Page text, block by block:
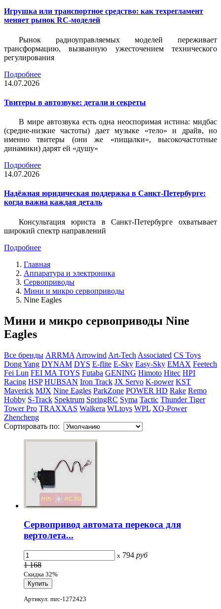
Игрушка или транспортное средство: как техрегламент
меняет рынок RC-моделей
Рынок радиоуправляемых моделей переживает
трансформацию, вызванную ужесточением технического
регулирования
Подробнее
14.07.2026
Твитеры в автозвуке: детали и секреты
В мире автозвука есть одна неоспоримая истина: мидбас
(средне-низкие частоты) дает музыке «тело» и драйв, но
именно твитеры (они же «пищалки», высокочастотные
динамики) дарят ей «душу»
Подробнее
14.07.2026
Надёжная юридическая поддержка в Санкт-Петербурге:
когда важна каждая деталь
Консультация юриста в Санкт-Петербурге охватывает
широкий спектр направлений
Подробнее
Главная
Аппаратура и электроника
Сервоприводы
Мини и микро сервоприводы
Nine Eagles
Мини и микро сервоприводы Nine
Eagles
Все бренды ARRMA Arrowind Art-Tech Associated CS Toys
Dong Yang DYNAM DYS E-flite E-Sky Easy-Sky EMAX Feetech
Fei Lun FEI MA TOYS Futaba GENING Himoto Hitec HPI
Racing HSP HUBSAN Iron Track JX Servo K-power KST
Maverick MJX Nine Eagles ParkZone POWER HD Rake Remo
Hobby S-Track Spektrum SpringRC Syma Tactic Thunder Tiger
Tower Pro TRAXXAS Walkera WLtoys WPL XQ-Power
Zhencheng
Сортировать по:
Сервопривод автомата перекоса для
вертолета...
x 794 руб
1 168
Скидка 32%
Артикул: mrc-1272423